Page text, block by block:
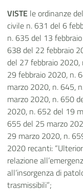
VISTE le ordinanze
civile n. 631 del 6
n. 635 del 13
638 del 22 febbraio
del 27 febbraio
29 febbraio 2020, n.
marzo 2020, n. 645,
marzo 2020, n. 650
2020, n. 652 del 19
655 del 25 marzo
29 marzo 2020, n.
2020 recanti:
relazione
all’insorgenza di
trasmissibili”;